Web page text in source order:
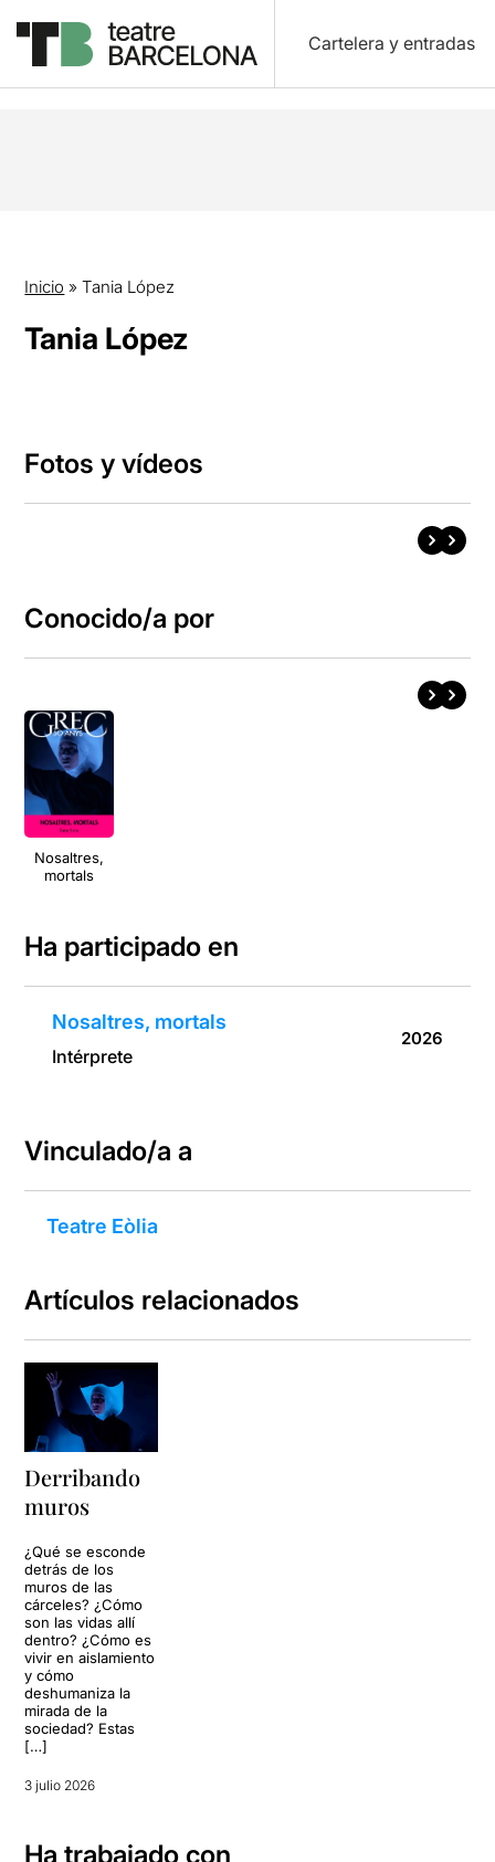
Cartelera y entradas
Inicio »Tania López
Tania López
Fotos y vídeos
Conocido/a por
Nosaltres,
mortals
Ha participado en
Nosaltres, mortals
Intérprete
2026
Vinculado/a a
Teatre Eòlia
Artículos relacionados
Derribando
muros
¿Qué se esconde
detrás de los
muros de las
cárceles? ¿Cómo
son las vidas allí
dentro? ¿Cómo es
vivir en aislamiento
y cómo
deshumaniza la
mirada de la
sociedad? Estas
[…]
3 julio 2026
Ha trabajado con